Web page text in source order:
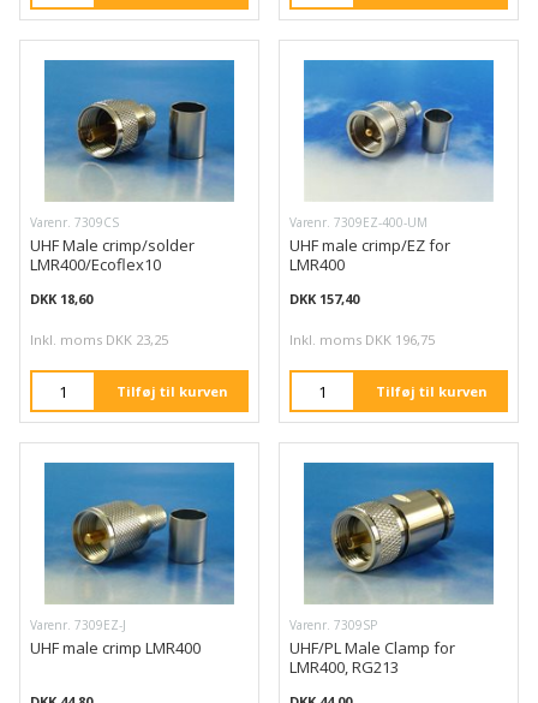
Varenr. 7309CS
UHF Male crimp/solder
LMR400/Ecoflex10
DKK 18,60
Inkl. moms DKK 23,25
Tilføj til kurven
Varenr. 7309EZ-400-UM
UHF male crimp/EZ for
LMR400
DKK 157,40
Inkl. moms DKK 196,75
Tilføj til kurven
Varenr. 7309EZ-J
UHF male crimp LMR400
Varenr. 7309SP
UHF/PL Male Clamp for
LMR400, RG213